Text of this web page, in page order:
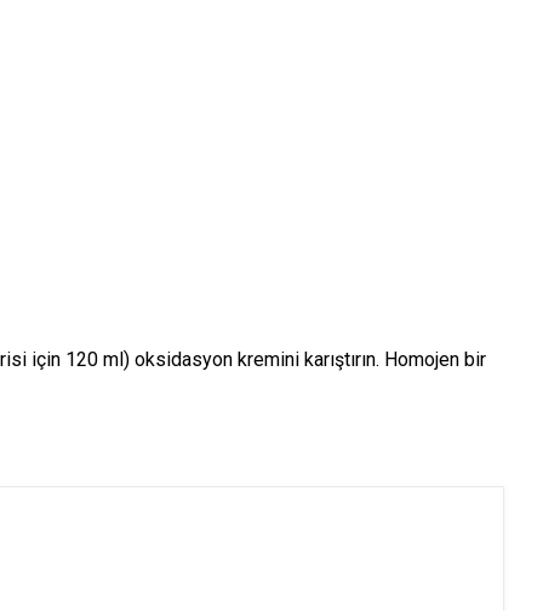
için 120 ml) oksidasyon kremini karıştırın. Homojen bir